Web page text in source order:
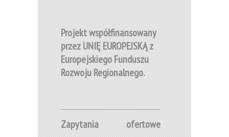
Projekt współfinansowany
przez UNIĘ EUROPEJSKĄ z
Europejskiego Funduszu
Rozwoju Regionalnego.
Zapytania ofertowe